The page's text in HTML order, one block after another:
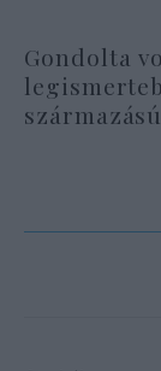
Gondolta